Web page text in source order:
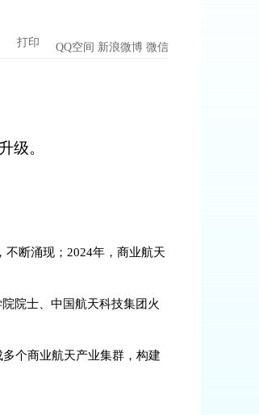
打印 QQ空间 新浪微博 微信
级。
断涌现；2024年，商业航天
院士、中国航天科技集团火
个商业航天产业集群，构建